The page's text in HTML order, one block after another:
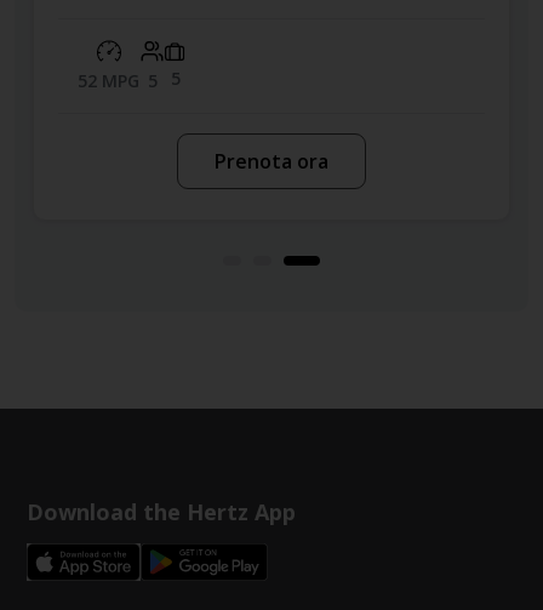
16 MPG
Prenota ora
Download the Hertz App